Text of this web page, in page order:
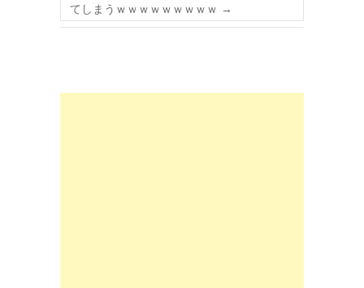
てしまうｗｗｗｗｗｗｗｗｗ →